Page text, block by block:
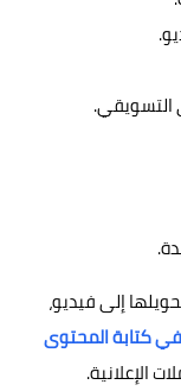
التسويقي.
إلى فيديو،
كيفية استخدام ChatGPT في كتابة المحتوى
الإعلانية.